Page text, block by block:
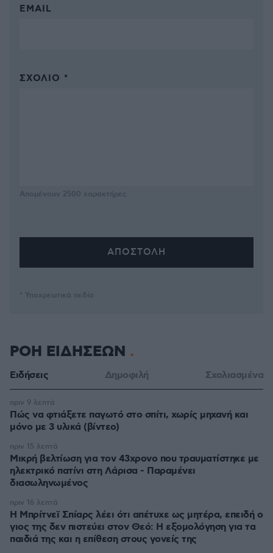
EMAIL
ΣΧΌΛΙΟ *
Απομένουν 2500 χαρακτήρες
* Υποχρεωτικά πεδία
ΡΟΗ ΕΙΔΗΣΕΩΝ
Ειδήσεις Δημοφιλή Σχολιασμένα
Πώς να φτιάξετε παγωτό στο σπίτι, χωρίς μηχανή και
μόνο με 3 υλικά (βίντεο)
πριν 9 λεπτά
Μικρή βελτίωση για τον 43χρονο που τραυματίστηκε με
ηλεκτρικό πατίνι στη Λάρισα - Παραμένει
διασωληνωμένος
πριν 15 λεπτά
Η Μπρίτνεϊ Σπίαρς λέει ότι απέτυχε ως μητέρα, επειδή ο
γιος της δεν πιστεύει στον Θεό: Η εξομολόγηση για τα
παιδιά της και η επίθεση στους γονείς της
πριν 16 λεπτά